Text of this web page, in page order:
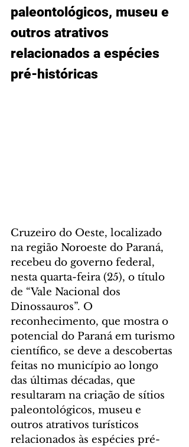
paleontológicos, museu e
outros atrativos
relacionados a espécies
pré-históricas
Cruzeiro do Oeste, localizado
na região Noroeste do Paraná,
recebeu do governo federal,
nesta quarta-feira (25), o título
de “Vale Nacional dos
Dinossauros”. O
reconhecimento, que mostra o
potencial do Paraná em turismo
científico, se deve a descobertas
feitas no município ao longo
das últimas décadas, que
resultaram na criação de sítios
paleontológicos, museu e
outros atrativos turísticos
relacionados às espécies pré-